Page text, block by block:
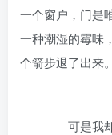
一个窗户，门是
一种潮湿的霉味
个箭步退了出来。
可是我却